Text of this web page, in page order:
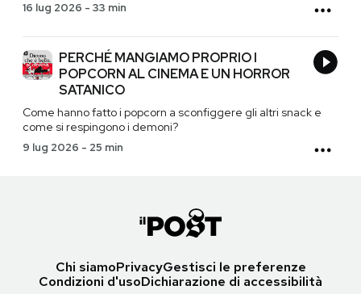
16 lug 2026 - 33 min
PERCHÉ MANGIAMO PROPRIO I
POPCORN AL CINEMA E UN HORROR
SATANICO
Come hanno fatto i popcorn a sconfiggere gli altri snack e
come si respingono i demoni?
9 lug 2026 - 25 min
Chi siamoPrivacyGestisci le preferenze
Condizioni d'usoDichiarazione di accessibilità